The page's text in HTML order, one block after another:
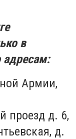
в
Армии,
проезд д. 6,
д.